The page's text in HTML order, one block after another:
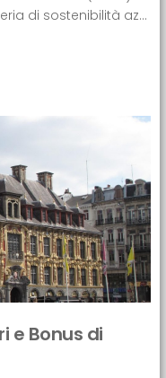
di sostenibilità az...
e Bonus di